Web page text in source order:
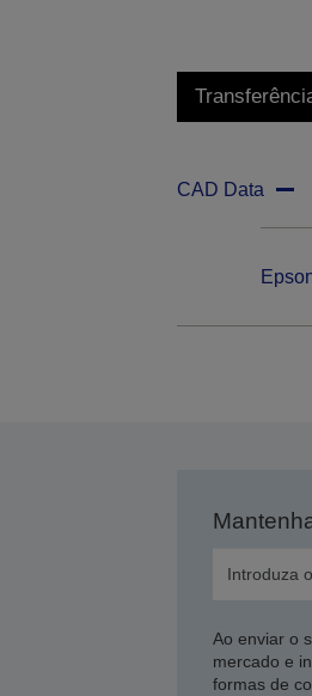
CAD Data
Ao enviar o
mercado e
formas de